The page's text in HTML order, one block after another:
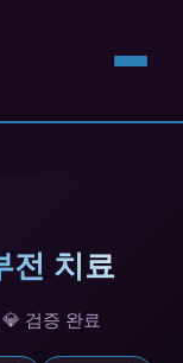
전 치료
검증 완료